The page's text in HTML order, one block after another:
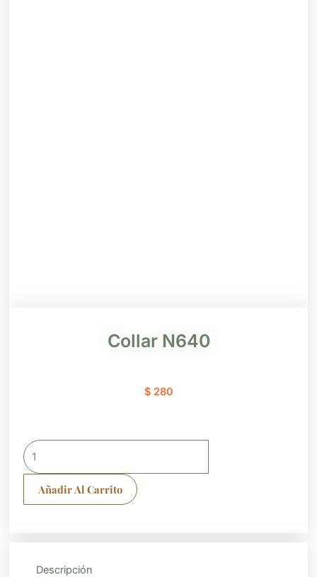
Collar N640
$280
Collar
N640
Añadir Al Carrito
Descripción